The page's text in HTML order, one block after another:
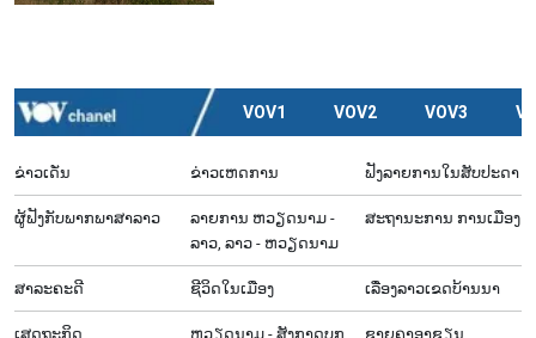
VOV1 VOV2 VOV3
ຂ່າວເດັ່ນ ຂ່າວເຫດການ ຟັງລາຍການໃນສັບປະດາ
ຜູ້​ຟັງ​ກັບ​ພາກ​ພາ​ສາ​ລາວ
ລາຍ​ການ ຫວຽດນາມ -
ລາວ, ລາວ - ຫວຽດນາມ
ສະຖານະການ ການເມືອງ
ສາລະຄະດີ ຊີ​ວິດ​ໃນ​ເມືອງ ເລື່ອງ​ລາວ​ເ​ຂດ​ບ້ານ​ນາ
ເສດຖະກິດ ຫວຽດ​ນາມ - ສັງ​ກາດ​ບຸກ​ ຊາຍຄາອາຊຽນ